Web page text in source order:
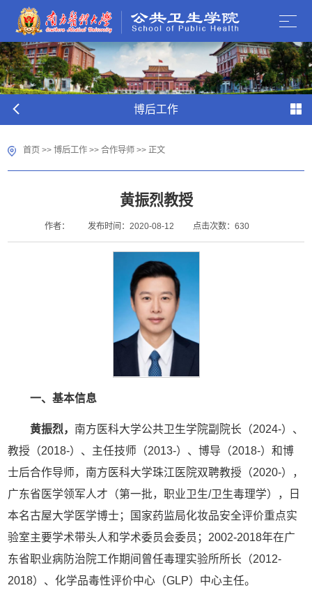
博后工作
首页 >>博后工作 >>合作导师 >> 正文
黄振烈教授
作者： 发布时间：2020-08-12 点击次数： 630
一、基本信息
黄振烈， 南方医科大学公共卫生学院副院长（2024-）、
教授（2018-）、主任技师（2013-）、博导（2018-）和博
士后合作导师，南方医科大学珠江医院双聘教授（2020-），
广东省医学领军人才（第一批，职业卫生/卫生毒理学），日
本名古屋大学医学博士；国家药监局化妆品安全评价重点实
验室主要学术带头人和学术委员会委员；2002-2018年在广
东省职业病防治院工作期间曾任毒理实验所所长（2012-
2018）、化学品毒性评价中心（GLP）中心主任。